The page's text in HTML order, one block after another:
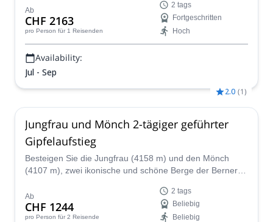
Tagen werden wir unseren Weg zum Gipfel erklimmen
und klettern und dabei spektakuläre Ausblicke genießen.
Ab
CHF 2163
pro Person für 1 Reisenden
2 tags
Fortgeschritten
Hoch
Availability:
Jul - Sep
2.0 (1)
Jungfrau und Mönch 2-tägiger geführter
Gipfelaufstieg
Besteigen Sie die Jungfrau (4158 m) und den Mönch
(4107 m), zwei ikonische und schöne Berge der Berner
Ab
CHF 1244
pro Person für 2 Reisende
2 tags
Beliebig
Beliebig